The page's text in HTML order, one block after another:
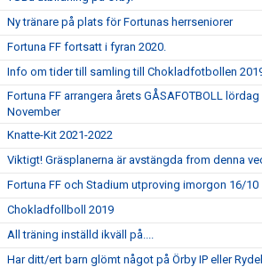
Ny tränare på plats för Fortunas herrseniorer
Fortuna FF fortsatt i fyran 2020.
Info om tider till samling till Chokladfotbollen
Fortuna FF arrangera årets GÅSAFOTBOLL lördag
November
Knatte-Kit 2021-2022
Viktigt! Gräsplanerna är avstängda from denna
Fortuna FF och Stadium utproving imorgon 16/10
Chokladfollboll 2019
All träning inställd ikväll på....
Har ditt/ert barn glömt något på Örby IP eller